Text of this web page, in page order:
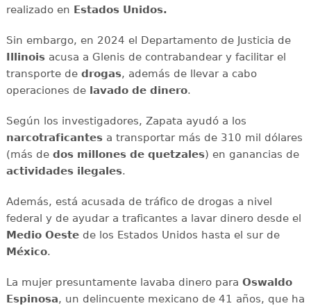
realizado en Estados Unidos.
Sin embargo, en 2024 el Departamento de Justicia de
Illinoisacusa a Glenis de contrabandear y facilitar el
transporte de drogas, además de llevar a cabo
operaciones de lavado de dinero.
Según los investigadores, Zapata ayudó a los
narcotraficantesa transportar más de 310 mil dólares
(más de dos millones de quetzales) en ganancias de
actividades ilegales.
Además, está acusada de tráfico de drogas a nivel
federal y de ayudar a traficantes a lavar dinero desde el
Medio Oestede los Estados Unidos hasta el sur de
México.
La mujer presuntamente lavaba dinero para Oswaldo
Espinosa, un delincuente mexicano de 41 años, que ha